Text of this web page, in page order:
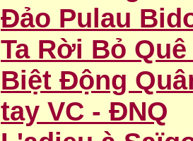
Đảo Pulau
Ta Rời Bỏ
Biệt Động
tay VC - ĐNQ